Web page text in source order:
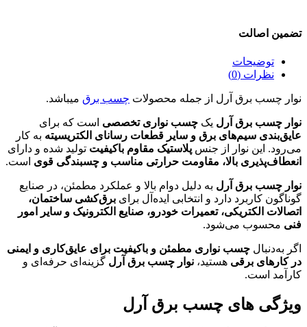
تضمین اصالت
توضیحات
نظرات (0)
نوار چسب برق آرل از جمله محصولات چسب برق میباشد.
نوار چسب برق آرل یک چسب نواری تخصصی است که برای
عایق‌بندی سیم‌های برق و سایر قطعات رسانای الکتریسیته به کار
می‌رود. این نوار از جنس پلاستیک مقاوم باکیفیت تولید شده و دارای
انعطاف‌پذیری بالا، مقاومت حرارتی مناسب و چسبندگی قوی است.
نوار چسب برق آرل به دلیل دوام بالا و عملکرد مطمئن، در صنایع
گوناگون کاربرد دارد و انتخابی ایده‌آل برای برق‌کشی ساختمان،
اتصالات الکتریکی، تعمیرات خودرو، صنایع الکترونیک و سایر امور
فنی محسوب می‌شود.
اگر به‌دنبال چسب نواری مطمئن و باکیفیت برای عایق‌کاری و ایمنی
در کارهای برقی هستید، نوار چسب برق آرل گزینه‌ای حرفه‌ای و
کارآمد است.
ویژگی های چسب برق آرل